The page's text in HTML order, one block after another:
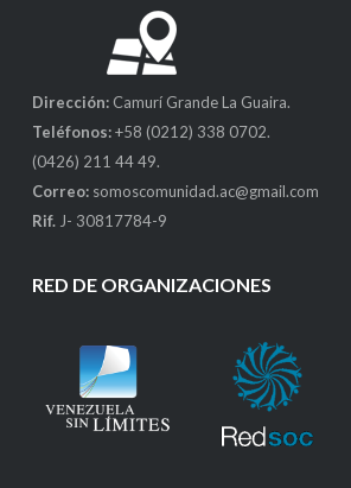
Dirección: Camurí Grande La Guaira.
Teléfonos:+58 (0212) 338 0702.
(0426) 211 44 49.
Correo: somoscomunidad.ac@gmail.com
Rif. J- 30817784-9
RED DE ORGANIZACIONES